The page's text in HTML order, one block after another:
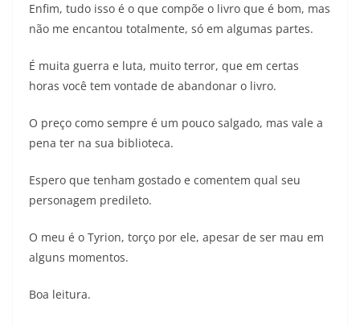
Enfim, tudo isso é o que compõe o livro que é bom, mas
não me encantou totalmente, só em algumas partes.
É muita guerra e luta, muito terror, que em certas
horas você tem vontade de abandonar o livro.
O preço como sempre é um pouco salgado, mas vale a
pena ter na sua biblioteca.
Espero que tenham gostado e comentem qual seu
personagem predileto.
O meu é o Tyrion, torço por ele, apesar de ser mau em
alguns momentos.
Boa leitura.